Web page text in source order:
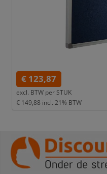
€ 123,87
excl. BTW per STUK
€ 149,88 incl. 21% BTW